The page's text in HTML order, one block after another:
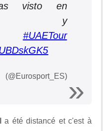
visto en
#UAETour
a été distancé et c'est à